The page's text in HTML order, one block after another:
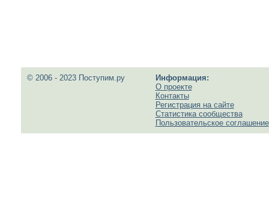
© 2006 - 2023 Поступим.ру
Информация:
О проекте
Контакты
Регистрация на сайте
Статистика сообщества
Пользовательское соглашение